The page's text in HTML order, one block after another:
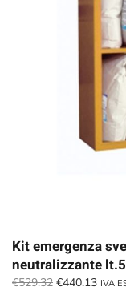
Kit emergenza
neutralizzante
€529.32 Il
€440.13IlIVA